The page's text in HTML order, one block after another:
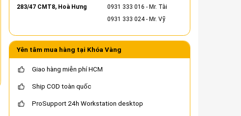
283/47 CMT8, Hoà Hưng 0931 333 016 - Mr. Tài
0931 333 024- Mr. Vỹ
Yên tâm mua hàng tại Khóa Vàng
Giao hàng miễn phí HCM
Ship COD toàn quốc
ProSupport 24h Workstation desktop